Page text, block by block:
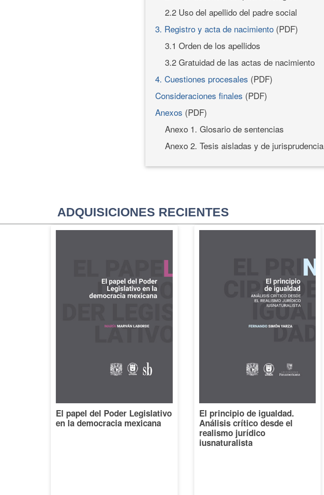
2.2 Uso del apellido del padre social
3. Registro y acta de nacimiento (PDF)
3.1 Orden de los apellidos
3.2 Gratuidad de las actas de nacimiento
4. Cuestiones procesales (PDF)
Consideraciones finales (PDF)
Anexos (PDF)
Anexo 1. Glosario de sentencias
Anexo 2. Tesis aisladas y de jurisprudencia
ADQUISICIONES RECIENTES
El papel del Poder Legislativo
en la democracia mexicana
El principio de igualdad.
Análisis crítico desde el
realismo jurídico
iusnaturalista